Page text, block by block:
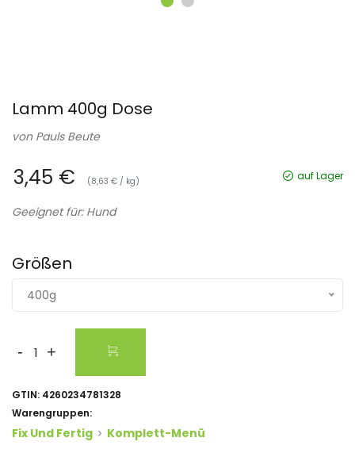
Lamm 400g Dose
von Pauls Beute
3,45 € (8,63 € / kg) auf Lager
Geeignet für: Hund
Größen
400g
- +
GTIN: 4260234781328
Warengruppen:
Fix Und Fertig Komplett-Menü